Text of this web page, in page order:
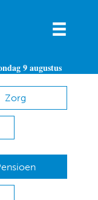
9 augustus
Zorg